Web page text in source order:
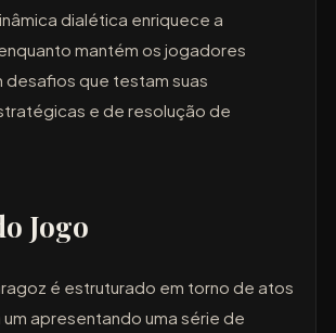
dialética enriquece a
mantém os jogadores
desafios que testam suas
e de resolução de
Jogo
é estruturado em torno de atos
apresentando uma série de